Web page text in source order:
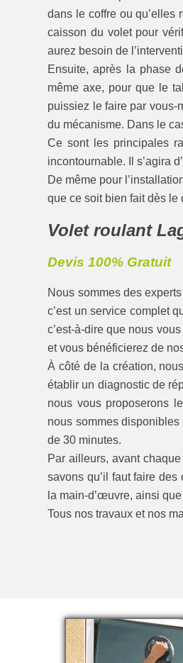
dans le coffre ou qu’elles
caisson du volet pour
aurez besoin de
Ensuite, après la phase
même axe, pour que le
puissiez le faire par vous-
du mécanisme. Dans le
Ce sont les principales
incontournable. Il s’agira
De même pour
que ce soit bien fait dès le
Volet roulant
Devis 100% Gratuit
Nous sommes des
c’est un service complet
c’est-à-dire que nous
et vous bénéficierez de
À côté de la création,
établir un diagnostic de
nous vous proposerons le
nous sommes
de 30 minutes.
Par ailleurs, avant
savons qu’il faut faire
la main-d’œuvre, ainsi
Tous nos travaux et nos